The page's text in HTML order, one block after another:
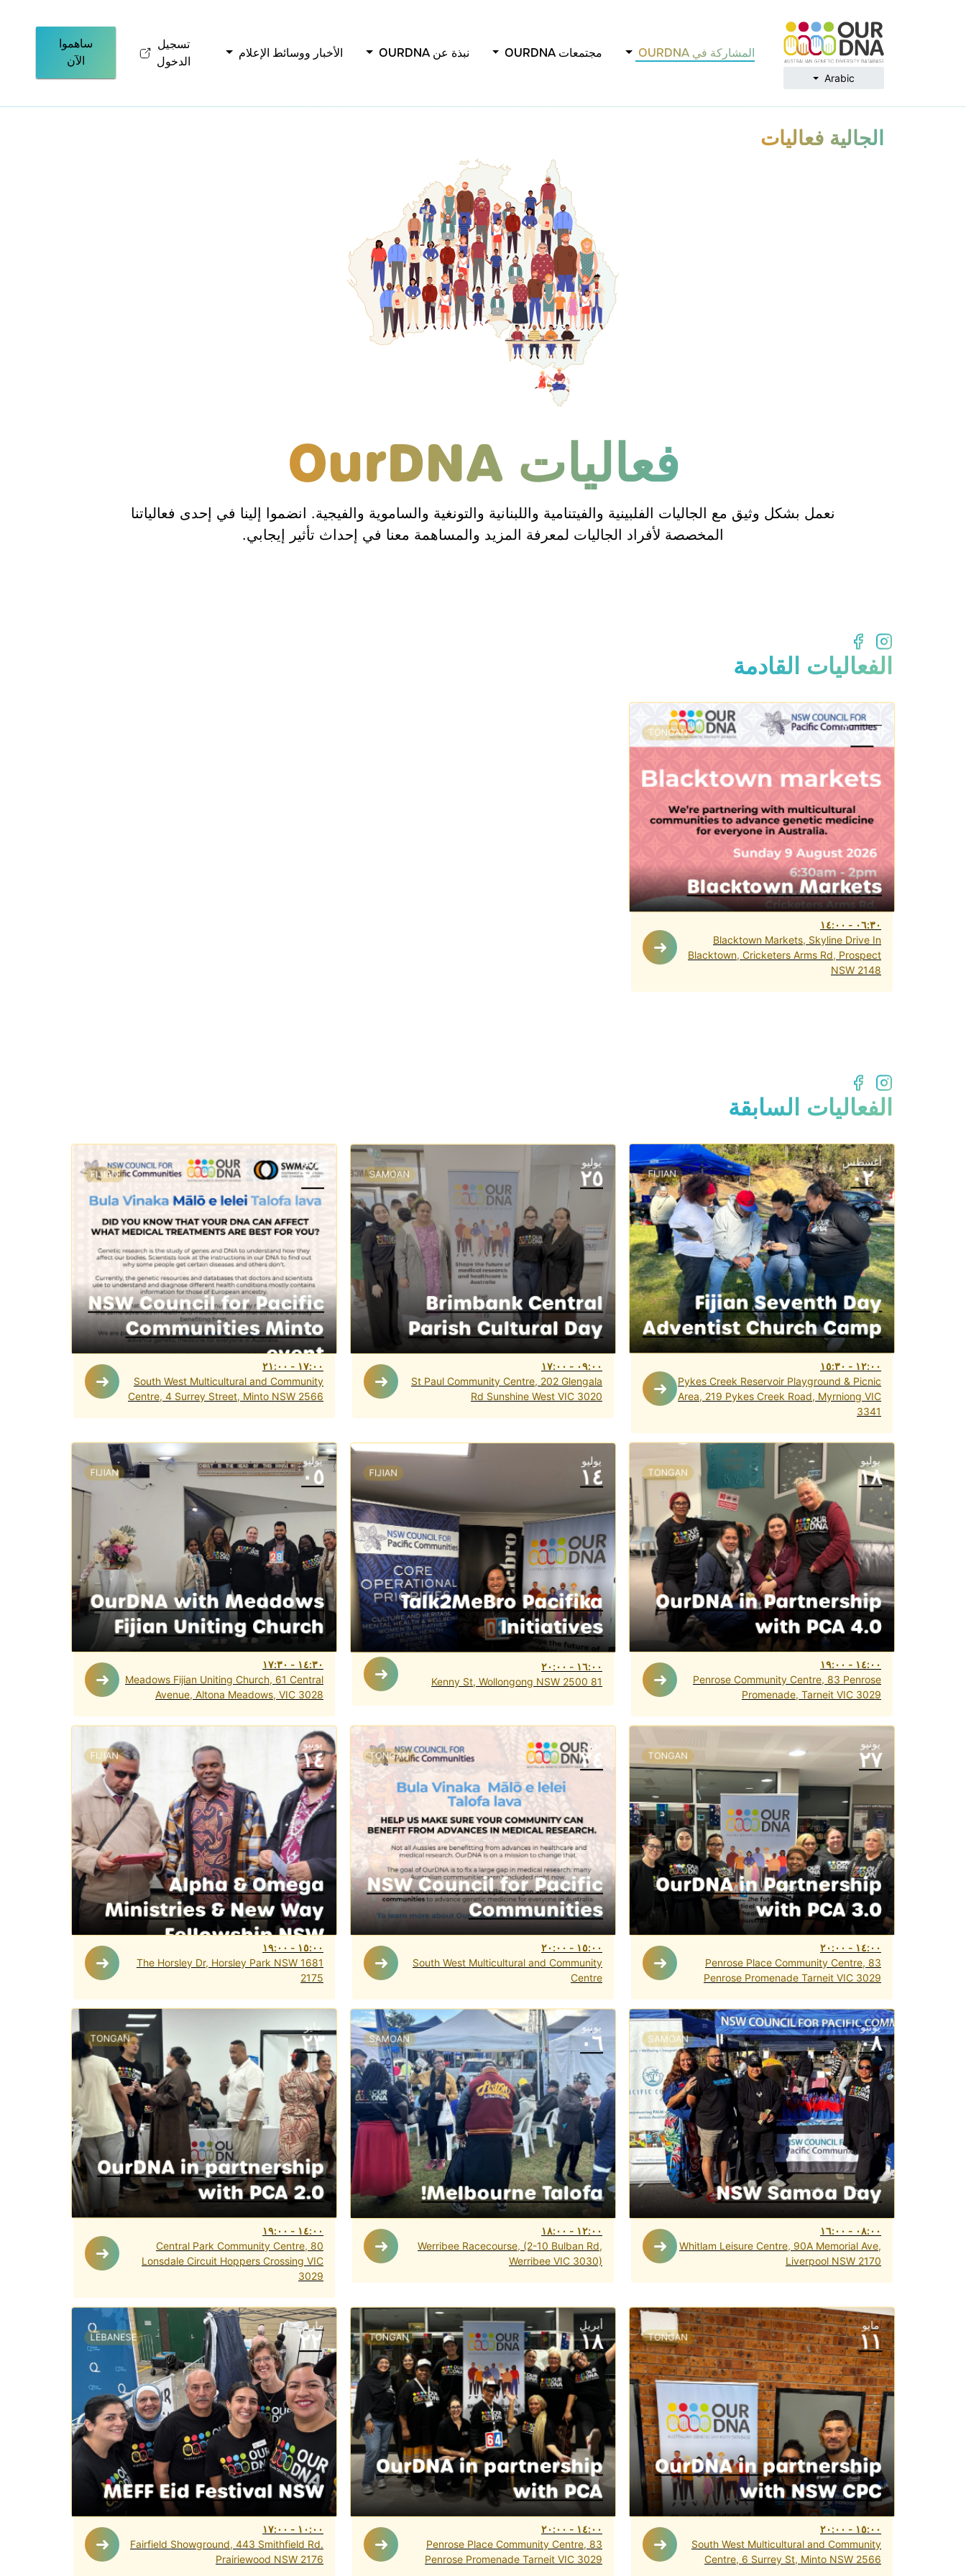
Arabic
المشاركة في OURDNA مجتمعات OURDNA نبذة عن OURDNA الأخبار ووسائط الإعلام
تسجيل
الدخول
ساهموا
الآن
الجالية فعاليات
فعاليات OurDNA
نعمل بشكل وثيق مع الجاليات الفلبينية والفيتنامية واللبنانية والتونغية والساموية والفيجية. انضموا إلينا في إحدى فعالياتنا
المخصصة لأفراد الجاليات لمعرفة المزيد والمساهمة معنا في إحداث تأثير إيجابي.
الفعاليات القادمة
أغسطس
٠٩ TONGAN
Blacktown Markets
٠٦:٣٠ - ١٤:٠٠
Blacktown Markets, Skyline Drive In
Blacktown, Cricketers Arms Rd, Prospect
NSW 2148
الفعاليات السابقة
أغسطس
٠٢ FIJIAN
Fijian Seventh Day
Adventist Church Camp
١٢:٠٠ - ١٥:٣٠
Pykes Creek Reservoir Playground & Picnic
Area, 219 Pykes Creek Road, Myrniong VIC
3341
يوليو
٢٥ SAMOAN
Brimbank Central
Parish Cultural Day
٠٩:٠٠ - ١٧:٠٠
St Paul Community Centre, 202 Glengala
Rd Sunshine West VIC 3020
يوليو
٢٠ FIJIAN
NSW Council for Pacific
Communities Minto
event
١٧:٠٠ - ٢١:٠٠
South West Multicultural and Community
Centre, 4 Surrey Street, Minto NSW 2566
يوليو
١٨ TONGAN
OurDNA in Partnership
with PCA 4.0
١٤:٠٠ - ١٩:٠٠
Penrose Community Centre, 83 Penrose
Promenade, Tarneit VIC 3029
يوليو
١٤ FIJIAN
Talk2MeBro Pacifika
Initiatives
١٦:٠٠ - ٢٠:٠٠
81 Kenny St, Wollongong NSW 2500
يوليو
٠٥ FIJIAN
OurDNA with Meadows
Fijian Uniting Church
١٤:٣٠ - ١٧:٣٠
Meadows Fijian Uniting Church, 61 Central
Avenue, Altona Meadows, VIC 3028
يونيو
٢٧ TONGAN
OurDNA in Partnership
with PCA 3.0
١٤:٠٠ - ٢٠:٠٠
Penrose Place Community Centre, 83
Penrose Promenade Tarneit VIC 3029
يونيو
٢٤ TONGAN
NSW Council for Pacific
Communities
١٥:٠٠ - ٢٠:٠٠
South West Multicultural and Community
Centre
يونيو
١٤ FIJIAN
Alpha & Omega
Ministries & New Way
Fellowship NSW
١٥:٠٠ - ١٩:٠٠
1681 The Horsley Dr, Horsley Park NSW
2175
يونيو
٠٨ SAMOAN
NSW Samoa Day
٠٨:٠٠ - ١٦:٠٠
Whitlam Leisure Centre, 90A Memorial Ave,
Liverpool NSW 2170
يونيو
٠٦ SAMOAN
Melbourne Talofa!
١٢:٠٠ - ١٨:٠٠
Werribee Racecourse, (2-10 Bulban Rd,
Werribee VIC 3030)
مايو
٢٣ TONGAN
OurDNA in partnership
with PCA 2.0
١٤:٠٠ - ١٩:٠٠
Central Park Community Centre, 80
Lonsdale Circuit Hoppers Crossing VIC
3029
مايو
١١ TONGAN
OurDNA in partnership
with NSW CPC
١٥:٠٠ - ٢٠:٠٠
South West Multicultural and Community
Centre, 6 Surrey St, Minto NSW 2566
أبريل
١٨ TONGAN
OurDNA in partnership
with PCA
١٤:٠٠ - ٢٠:٠٠
Penrose Place Community Centre, 83
Penrose Promenade Tarneit VIC 3029
مارس
٢٢ LEBANESE
MEFF Eid Festival NSW
١٠:٠٠ - ١٧:٠٠
Fairfield Showground, 443 Smithfield Rd.
Prairiewood NSW 2176